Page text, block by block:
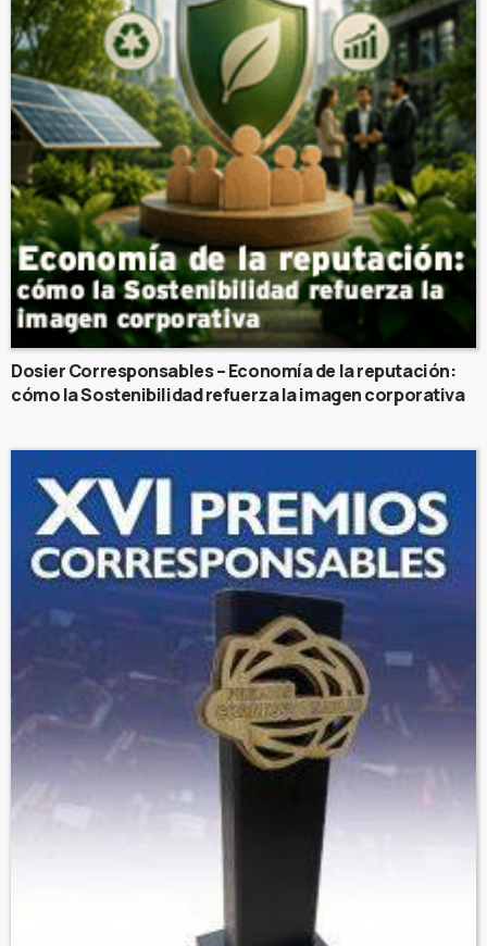
Dosier Corresponsables – Economía de la reputación:
cómo la Sostenibilidad refuerza la imagen corporativa